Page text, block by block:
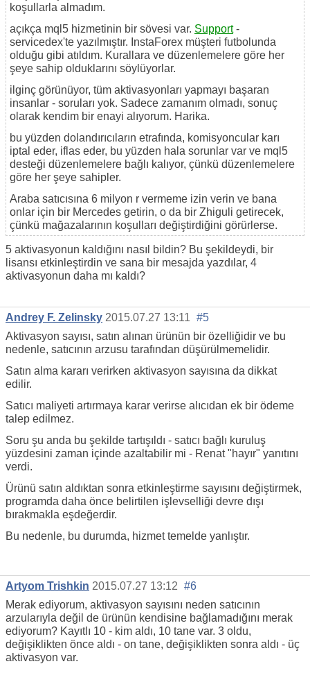
koşullarla almadım.
açıkça mql5 hizmetinin bir sövesi var. Support-
servicedex'te yazılmıştır. InstaForex müşteri futbolunda
olduğu gibi atıldım. Kurallara ve düzenlemelere göre her
şeye sahip olduklarını söylüyorlar.
ilginç görünüyor, tüm aktivasyonları yapmayı başaran
insanlar - soruları yok. Sadece zamanım olmadı, sonuç
olarak kendim bir enayi alıyorum. Harika.
bu yüzden dolandırıcıların etrafında, komisyoncular karı
iptal eder, iflas eder, bu yüzden hala sorunlar var ve mql5
desteği düzenlemelere bağlı kalıyor, çünkü düzenlemelere
göre her şeye sahipler.
Araba satıcısına 6 milyon r vermeme izin verin ve bana
onlar için bir Mercedes getirin, o da bir Zhiguli getirecek,
çünkü mağazalarının koşulları değiştirdiğini görürlerse.
5 aktivasyonun kaldığını nasıl bildin? Bu şekildeydi, bir
lisansı etkinleştirdin ve sana bir mesajda yazdılar, 4
aktivasyonun daha mı kaldı?
Andrey F. Zelinsky 2015.07.27 13:11 #5
Aktivasyon sayısı, satın alınan ürünün bir özelliğidir ve bu
nedenle, satıcının arzusu tarafından düşürülmemelidir.
Satın alma kararı verirken aktivasyon sayısına da dikkat
edilir.
Satıcı maliyeti artırmaya karar verirse alıcıdan ek bir ödeme
talep edilmez.
Soru şu anda bu şekilde tartışıldı - satıcı bağlı kuruluş
yüzdesini zaman içinde azaltabilir mi - Renat "hayır" yanıtını
verdi.
Ürünü satın aldıktan sonra etkinleştirme sayısını değiştirmek,
programda daha önce belirtilen işlevselliği devre dışı
bırakmakla eşdeğerdir.
Bu nedenle, bu durumda, hizmet temelde yanlıştır.
Artyom Trishkin 2015.07.27 13:12 #6
Merak ediyorum, aktivasyon sayısını neden satıcının
arzularıyla değil de ürünün kendisine bağlamadığını merak
ediyorum? Kayıtlı 10 - kim aldı, 10 tane var. 3 oldu,
değişiklikten önce aldı - on tane, değişiklikten sonra aldı - üç
aktivasyon var.